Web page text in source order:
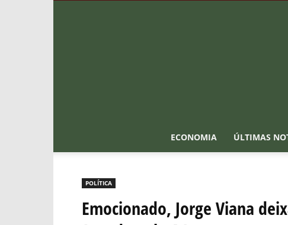
ECONOMIA ÚLTIMAS
POLÍTICA
Emocionado, Jorge Viana